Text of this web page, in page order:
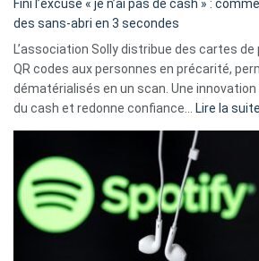
Fini l’excuse « je n’ai pas de cash » :
des sans-abri en 3 secondes
L’association Solly distribue des cartes
QR codes aux personnes en précarité,
dématérialisés en un scan. Une
du cash et redonne confiance… Lire la suite